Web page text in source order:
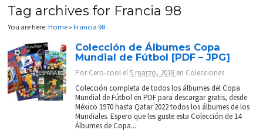
Tag archives for Francia 98
You are here:Home »Francia 98
Colección de Álbumes Copa
Mundial de Fútbol [PDF – JPG]
PorCero-cool el5 marzo, 2018 en Colecciones
Colección completa de todos los álbumes del Copa
Mundial de Fútbol en PDF para descargar gratis, desde
México 1970 hasta Qatar 2022 todos los álbumes de los
Mundiales. Espero que les guste esta Colección de 14
Álbumes de Copa...